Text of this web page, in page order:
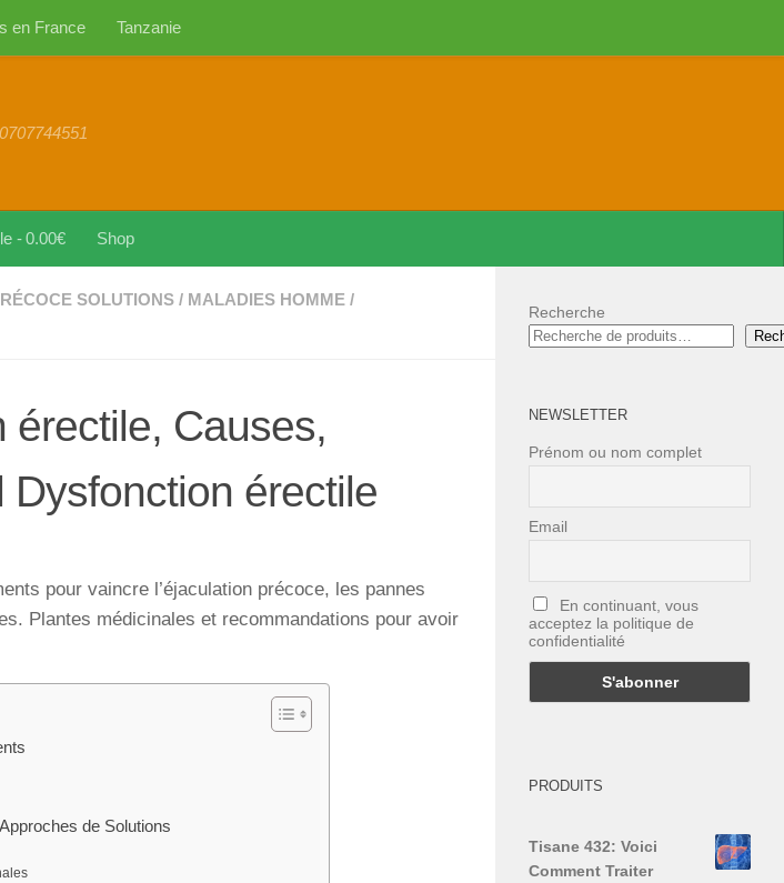
en France Tanzanie
0.00€ Shop
SOLUTIONS / MALADIES HOMME /
érectile, Causes,
Dysfonction érectile
pour vaincre l’éjaculation précoce, les pannes
Plantes médicinales et recommandations pour avoir
de Solutions
Recherche
NEWSLETTER
Prénom ou nom complet
Email
En continuant, vous
acceptez la politique de
confidentialité
PRODUITS
Tisane 432: Voici
Comment Traiter